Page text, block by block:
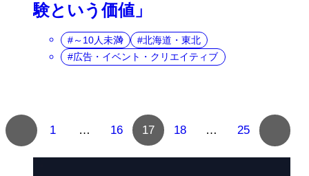
験という価値」
～10人未満
北海道・東北
広告・イベント・クリエイティブ
複
数
1 … 16 17 18 … 25